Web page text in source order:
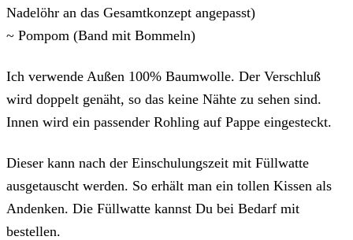
Nadelöhr an das Gesamtkonzept angepasst)
~ Pompom (Band mit Bommeln)
Ich verwende Außen 100% Baumwolle. Der Verschluß
wird doppelt genäht, so das keine Nähte zu sehen sind.
Innen wird ein passender Rohling auf Pappe eingesteckt.
Dieser kann nach der Einschulungszeit mit Füllwatte
ausgetauscht werden. So erhält man ein tollen Kissen als
Andenken. Die Füllwatte kannst Du bei Bedarf mit
bestellen.